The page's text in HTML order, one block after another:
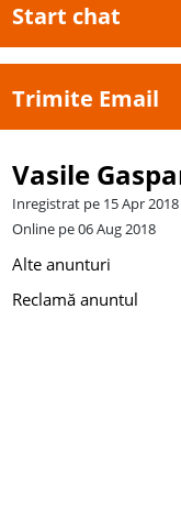
Start chat
Trimite Email
Vasile
Inregistrat pe 15 Apr 2018
Online pe 06 Aug 2018
Alte anunturi
Reclamă anuntul